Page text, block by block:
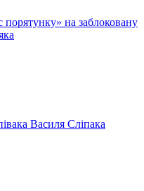
на заблоковану
Василя Сліпака